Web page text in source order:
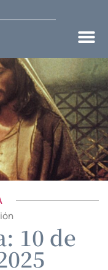
10 de